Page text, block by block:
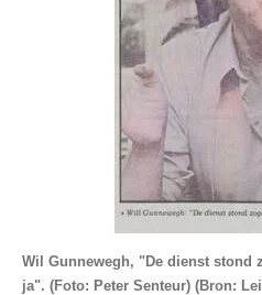
Wil Gunnewegh, "De dienst stond
ja". (Foto: Peter Senteur) (Bron: